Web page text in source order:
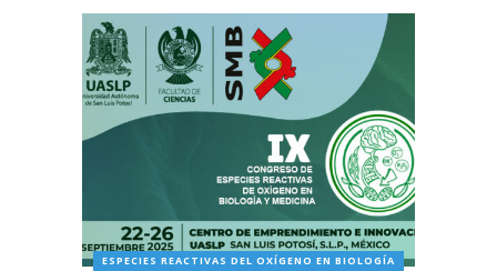
ESPECIES REACTIVAS DEL OXÍGENO EN BIOLOGÍA